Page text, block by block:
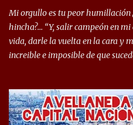
Seleccionado Argentino,
mostrar en Independiente. En e...
Mi orgullo es tu peor humillación
hincha?… “Y, salir campeón en
vida, darle la vuelta en la cara y
increible e imposible de que
campeonato del '83 año
haber mandado al descenso a